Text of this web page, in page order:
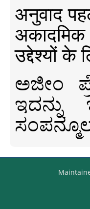
अनुवाद
उद्देश्यों के
ಅಜೀಂ
ಇದನ್ನು